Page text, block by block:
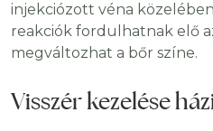
injekciózott véna
reakciók fordulhatnak elő
megváltozhat a bőr színe.
Visszér kezelése